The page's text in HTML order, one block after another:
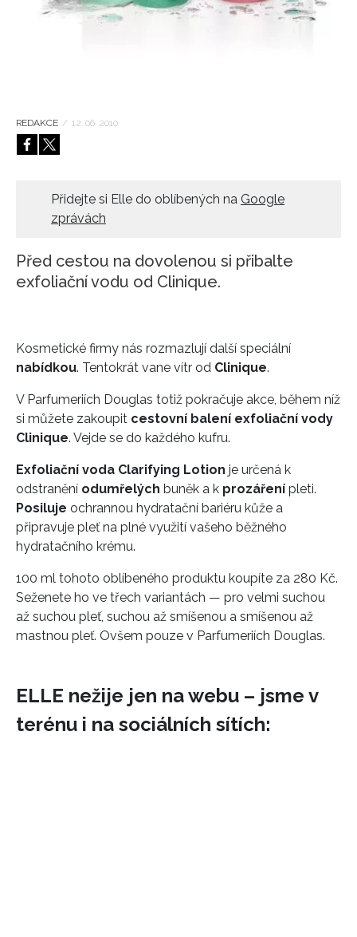
REDAKCE / 12. 06. 2010
Přidejte si Elle do oblíbených na Google
zprávách
Před cestou na dovolenou si přibalte
exfoliační vodu od Clinique.
Kosmetické firmy nás rozmazlují další speciální
nabídkou. Tentokrát vane vítr od Clinique.
V Parfumeriích Douglas totiž pokračuje akce, během níž
si můžete zakoupit cestovní balení exfoliační vody
Clinique. Vejde se do každého kufru.
Exfoliační voda Clarifying Lotion je určená k
odstranění odumřelých buněk a k prozáření pleti.
Posiluje ochrannou hydratační bariéru kůže a
připravuje pleť na plné využití vašeho běžného
hydratačního krému.
100 ml tohoto oblíbeného produktu koupíte za 280 Kč.
Seženete ho ve třech variantách — pro velmi suchou
až suchou pleť, suchou až smíšenou a smíšenou až
mastnou pleť. Ovšem pouze v Parfumeriích Douglas.
ELLE nežije jen na webu – jsme v
terénu i na sociálních sítích: